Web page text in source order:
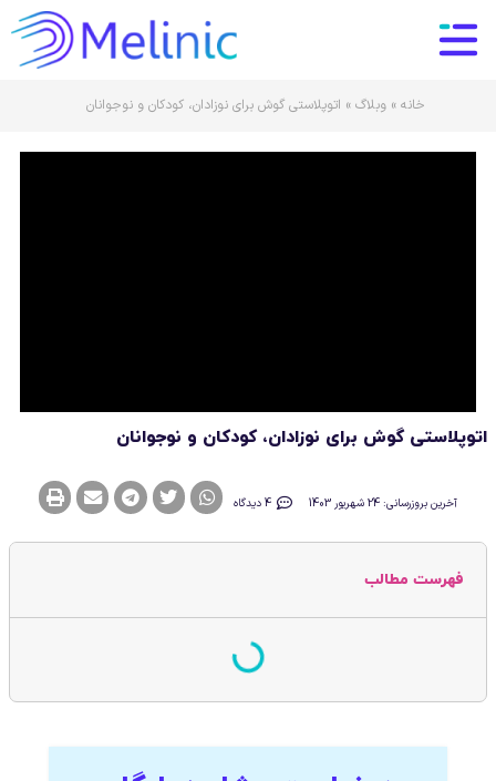
خانه » وبلاگ » اتوپلاستی گوش برای نوزادان، کودکان و نوجوانان
اتوپلاستی گوش برای نوزادان، کودکان و نوجوانان
آخرین بروزرسانی: 24 شهریور 1403 4 دیدگاه
فهرست مطالب